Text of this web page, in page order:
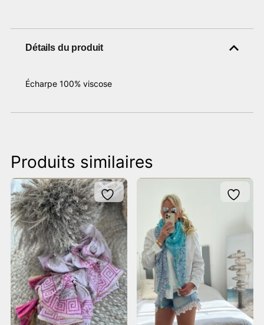
Détails du produit
Écharpe 100% viscose
Produits similaires